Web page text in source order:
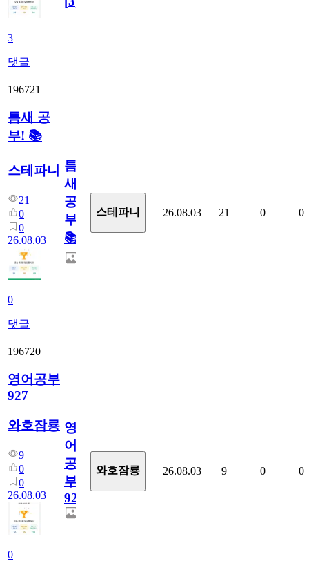
3
댓글
196721
틈새 공
부! 📚
스테파니
21
0
0
26.08.03
0
댓글
틈
새
공
부!
📚
스테파니 26.08.03 21 0 0
196720
영어공부
927
와호잠룡
9
0
0
26.08.03
0
영
어
공
부
927
와호잠룡 26.08.03 9 0 0